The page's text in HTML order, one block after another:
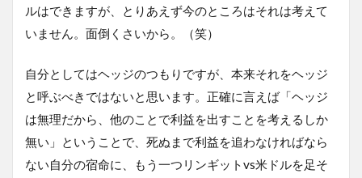
ルはできますが、とりあえず今のところはそれは考えて
いません。面倒くさいから。（笑）
自分としてはヘッジのつもりですが、本来それをヘッジ
と呼ぶべきではないと思います。正確に言えば「ヘッジ
は無理だから、他のことで利益を出すことを考えるしか
無い」ということで、死ぬまで利益を追わなければなら
ない自分の宿命に、もう一つリンギットvs米ドルを足そ